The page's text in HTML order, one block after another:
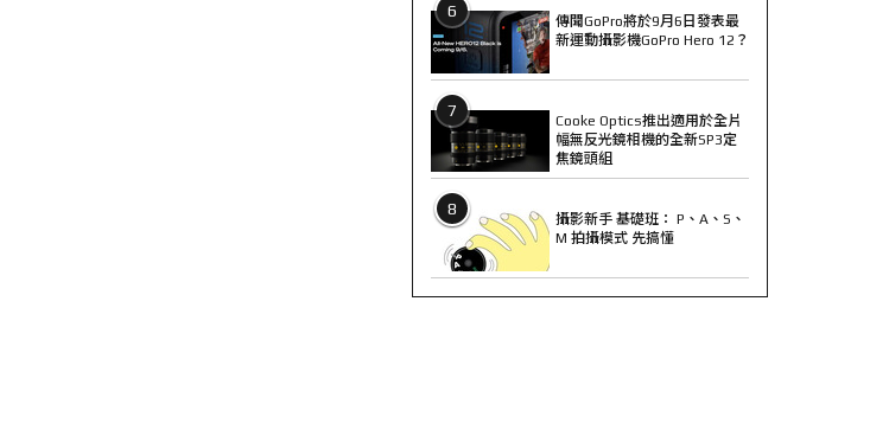
6
傳聞GoPro將於9月6日發表最
新運動攝影機GoPro Hero 12？
7
Cooke Optics推出適用於全片
幅無反光鏡相機的全新SP3定
焦鏡頭組
8
攝影新手 基礎班： P、A、S、
M 拍攝模式 先搞懂